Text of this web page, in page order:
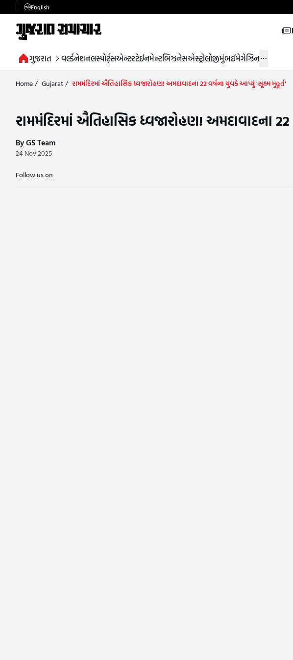
English
ગુજરાત વર્લ્ડનેશનલસ્પોર્ટ્સએન્ટરટેઈનમેન્ટબિઝનેસએસ્ટ્રોલોજીમુંબઈમેગેઝિન
Home/ Gujarat/ રામમંદિરમાં ઐતિહાસિક ધ્વજારોહણ! અમદાવાદના 22 વર્ષના યુવકે આપ્યું 'સૂક્ષ્મ મુહૂર્ત'
રામમંદિરમાં ઐતિહાસિક ધ્વજારોહણ! અમદાવાદના
By GS Team
24 Nov 2025
Follow us on